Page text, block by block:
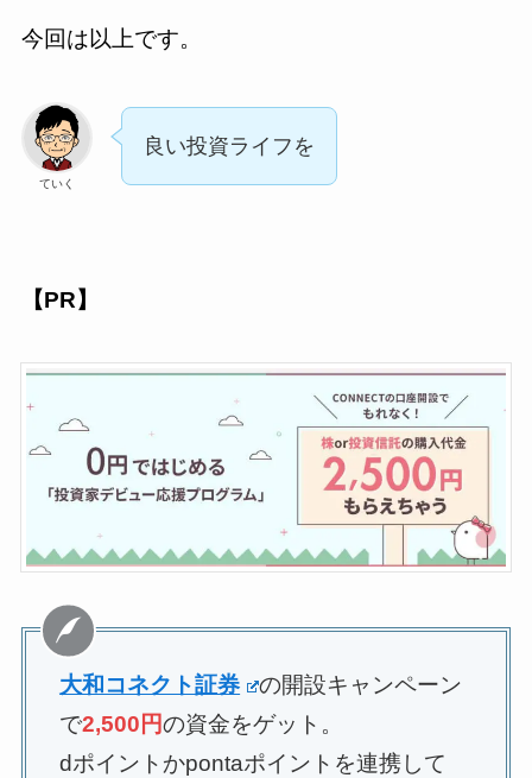
今回は以上です。
ていく
良い投資ライフを
【PR】
大和コネクト証券
の開設キャンペーン
で2,500円の資金をゲット。
dポイントかpontaポイントを連携して